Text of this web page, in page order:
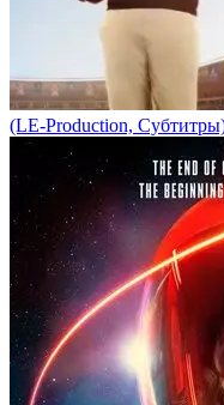
(LE-Production,